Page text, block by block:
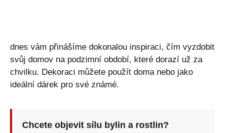
dnes vám přinášíme dokonalou inspiraci, čím vyzdobit
svůj domov na podzimní období, které dorazí už za
chvilku. Dekoraci můžete použít doma nebo jako
ideální dárek pro své známé.
Chcete objevit sílu bylin a rostlin?